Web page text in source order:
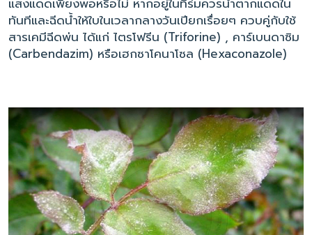
ทันทีและฉีดน้ำให้ใบในเวลากลางวันเปียกเรื่อยๆ ควบคู่กับใช้
สารเคมีฉีดพ่น ได้แก่ ไตรโฟรีน (Triforine) , คาร์เบนดาซิม
(Carbendazim) หรือเฮกซาโคนาโซล (Hexaconazole)